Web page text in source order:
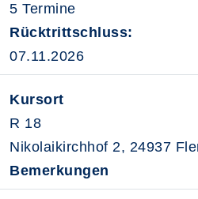
5 Termine
Rücktrittschluss:
07.11.2026
Kursort
R 18
Nikolaikirchhof 2, 24937
Bemerkungen